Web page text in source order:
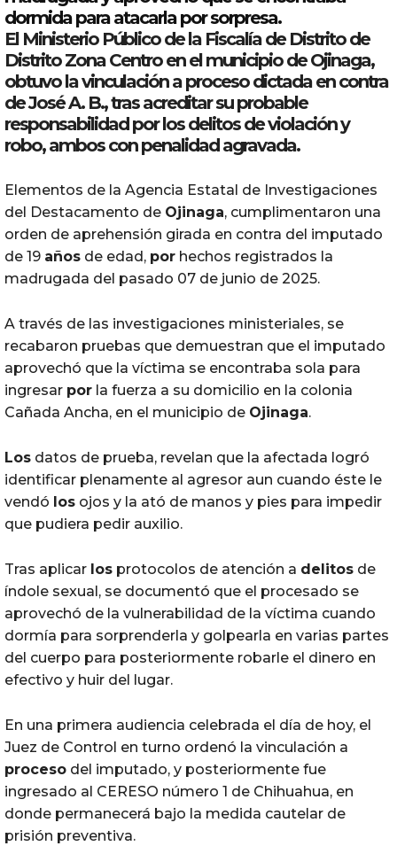
dormida para atacarlaporsorpresa.
El Ministerio Público de la Fiscalía de Distrito de
Distrito Zona Centro en el municipio deOjinaga,
obtuvo la vinculación aprocesodictada en contra
de José A. B., tras acreditar su probable
responsabilidadpor los delitosdeviolacióny
robo, ambos con penalidad agravada.
Elementos de la Agencia Estatal de Investigaciones
del Destacamento de Ojinaga, cumplimentaron una
orden de aprehensión girada en contra del imputado
de 19 años de edad, por hechos registrados la
madrugada del pasado 07 de junio de 2025.
A través de las investigaciones ministeriales, se
recabaron pruebas que demuestran que el imputado
aprovechó que la víctima se encontraba sola para
ingresar por la fuerza a su domicilio en la colonia
Cañada Ancha, en el municipio de Ojinaga.
Los datos de prueba, revelan que la afectada logró
identificar plenamente al agresor aun cuando éste le
vendó los ojos y la ató de manos y pies para impedir
que pudiera pedir auxilio.
Tras aplicar los protocolos de atención a delitos de
índole sexual, se documentó que el procesado se
aprovechó de la vulnerabilidad de la víctima cuando
dormía para sorprenderla y golpearla en varias partes
del cuerpo para posteriormente robarle el dinero en
efectivo y huir del lugar.
En una primera audiencia celebrada el día de hoy, el
Juez de Control en turno ordenó la vinculación a
proceso del imputado, y posteriormente fue
ingresado al CERESO número 1 de Chihuahua, en
donde permanecerá bajo la medida cautelar de
prisión preventiva.